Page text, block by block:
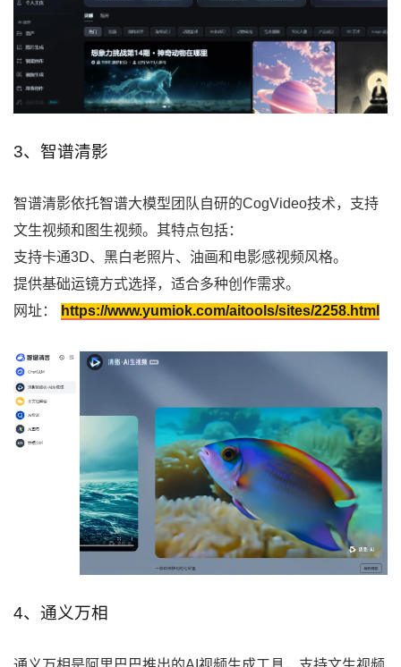
3、智谱清影
智谱清影依托智谱大模型团队自研的CogVideo技术，支持
文生视频和图生视频。其特点包括：
支持卡通3D、黑白老照片、油画和电影感视频风格。
提供基础运镜方式选择，适合多种创作需求。
网址：
https://www.yumiok.com/aitools/sites/2258.html
4、通义万相